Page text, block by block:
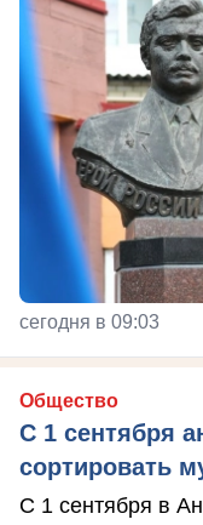
сегодня в 09:03
Общество
С 1 сентября
сортировать
С 1 сентября в